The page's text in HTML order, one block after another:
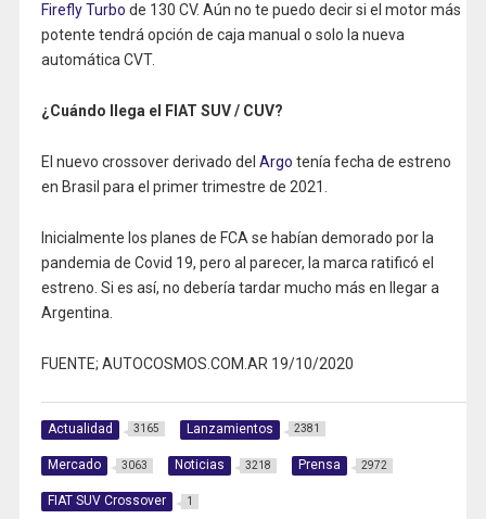
Firefly Turbo de 130 CV. Aún no te puedo decir si el motor más
potente tendrá opción de caja manual o solo la nueva
automática CVT.
¿Cuándo llega el FIAT SUV / CUV?
El nuevo crossover derivado del Argo tenía fecha de estreno
en Brasil para el primer trimestre de 2021.
Inicialmente los planes de FCA se habían demorado por la
pandemia de Covid 19, pero al parecer, la marca ratificó el
estreno. Si es así, no debería tardar mucho más en llegar a
Argentina.
FUENTE; AUTOCOSMOS.COM.AR 19/10/2020
Actualidad 3165 Lanzamientos 2381
Mercado 3063 Noticias 3218 Prensa 2972
FIAT SUV Crossover 1